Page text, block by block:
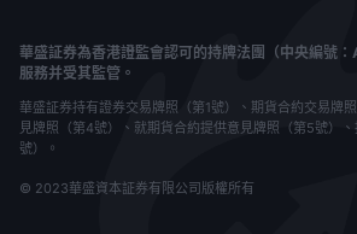
華盛証券為香港證監會認可的持牌法團（中央編號
服務并受其監管。
華盛証券持有證券交易牌照（第1號）、期貨合約交易牌
見牌照（第4號）、就期貨合約提供意見牌照（第5號）
號）。
© 2023華盛資本証券有限公司版權所有